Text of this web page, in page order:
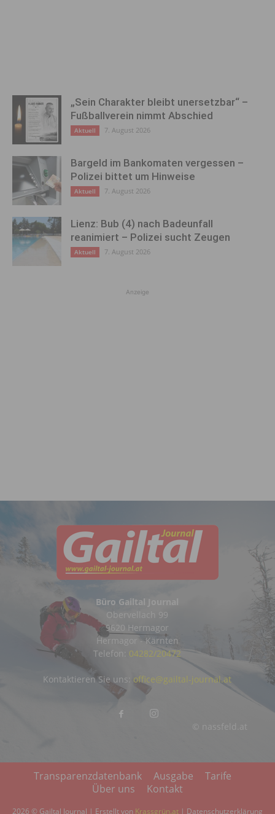
„Sein Charakter bleibt unersetzbar“ –
Fußballverein nimmt Abschied
Aktuell 7. August 2026
Bargeld im Bankomaten vergessen –
Polizei bittet um Hinweise
Aktuell 7. August 2026
Lienz: Bub (4) nach Badeunfall
reanimiert – Polizei sucht Zeugen
Aktuell 7. August 2026
Anzeige
Büro Gailtal Journal
Obervellach 99
9620 Hermagor
Hermagor - Kärnten
Telefon: 04282/20472
© nassfeld.at
Kontaktieren Sie uns: office@gailtal-journal.at
Transparenzdatenbank Ausgabe
Tarife
Über uns
Kontakt
2026 © Gailtal Journal | Erstellt von Krassgrün.at | Datenschutzerklärung